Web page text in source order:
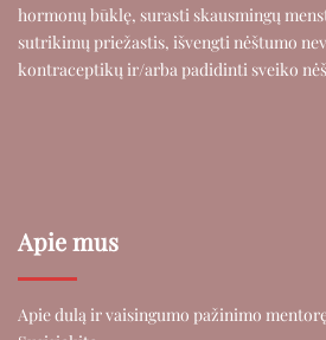
hormonų būklę, surasti skausmingų
sutrikimų priežastis, išvengti nėštumo
kontraceptikų ir/arba padidinti sveiko
Apie mus
Apie dulą ir vaisingumo pažinimo